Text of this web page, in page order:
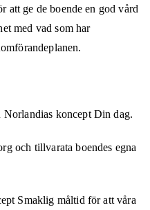
att ge de boende en god vård
med vad som har
koncept Din dag.
och tillvarata boendes egna
Smaklig måltid för att våra